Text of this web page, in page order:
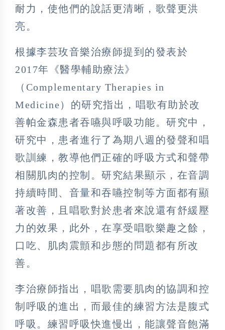
耐力，使他們的說話更清晰，歌聲更洪
亮。
根據李芸玫音樂治療師提到的發表於
2017年《醫學輔助療法》
（Complementary Therapies in
Medicine）的研究指出，唱歌有助於改
善帕金森患者吞嚥與呼吸功能。研究中，
研究中，患者進行了為期八週的發聲和唱
歌訓練，教導他們正確的呼吸方式和聲帶
相關肌肉的控制。研究結果顯示，在音調
持續時間、音量和吞嚥控制等方面都有顯
著改善，且唱歌對於患者來說還有舒緩壓
力的效果，此外，在享受唱歌樂趣之餘，
口吃、肌肉震顫和步態的問題都有所改
善。
李治療師指出，唱歌需要肌肉的協調和控
制呼吸的進出，而最佳的練習方法是腹式
呼吸。練習呼吸快進慢出，能讓聲音飽滿